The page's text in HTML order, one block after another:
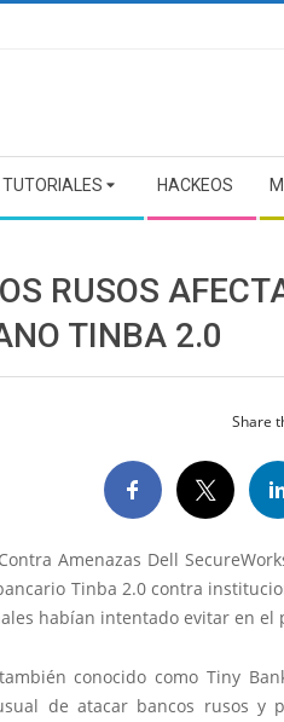
TUTORIALES HACKEOS
RUSOS
TINBA 2.0
Share
Amenazas Dell
Tinba 2.0 contra
habían intentado evitar en el
conocido como Tiny
de atacar bancos rusos y